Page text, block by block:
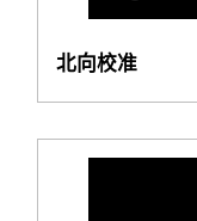
北向校准